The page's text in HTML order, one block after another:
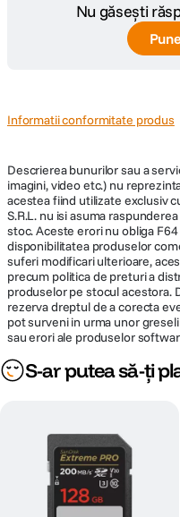
Nu găsești
Informatii conformitate produs
Descrierea bunurilor sau a
imagini, video etc.) nu
acestea fiind utilizate exclusiv
S.R.L. nu isi asuma
stoc. Aceste erori nu obliga
disponibilitatea produselor
suferi modificari ulterioare,
precum politica de preturi a
produselor pe stocul acestora.
rezerva dreptul de a corecta
pot surveni in urma unor
sau erori ale produselor
S-ar putea să-ți